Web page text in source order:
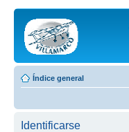
Índice general
Identificarse